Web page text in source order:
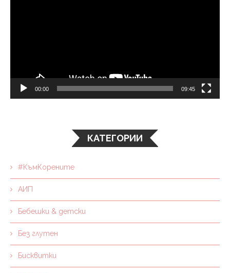
00:00 09:45
КАТЕГОРИИ
#КъмКорените
АИП
Бебешки & детски
Без глутен
Бисквитки